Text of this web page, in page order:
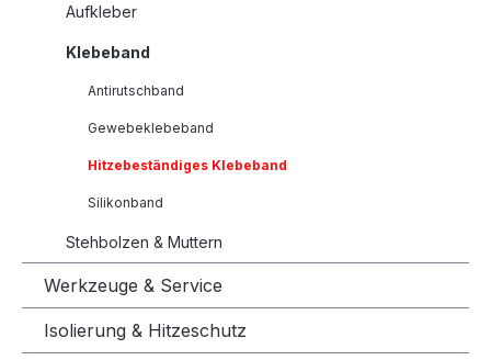
Aufkleber
Klebeband
Antirutschband
Gewebeklebeband
Hitzebeständiges Klebeband
Silikonband
Stehbolzen & Muttern
Werkzeuge & Service
Isolierung & Hitzeschutz